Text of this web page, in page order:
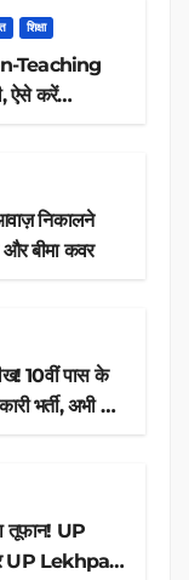
शिक्षा
Teaching
ऐसे करें
निकालने
और बीमा कवर
10वीं पास के
भर्ती, अभी करें
तूफान! UP
UP Lekhpal